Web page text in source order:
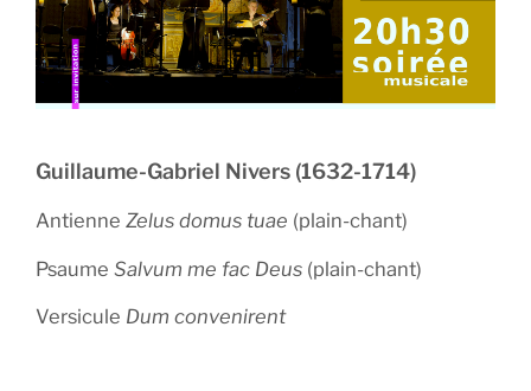
Guillaume-Gabriel Nivers (1632-1714)
Antienne Zelus domus tuae (plain-chant)
Psaume Salvum me fac Deus (plain-chant)
Versicule Dum convenirent